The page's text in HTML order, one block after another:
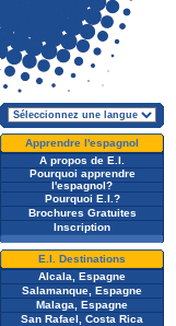
Apprendre l'espagnol
A propos de E.I.
Pourquoi apprendre
l'espagnol?
Pourquoi E.I.?
Brochures Gratuites
Inscription
E.I. Destinations
Alcala, Espagne
Salamanque, Espagne
Malaga, Espagne
San Rafael, Costa Rica